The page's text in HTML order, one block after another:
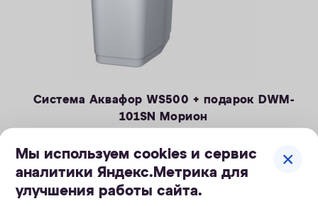
Система Аквафор WS500 + подарок DWM-
101SN Морион
жесткости, железа и марганца.
— Производительность раб./макс. — 1,4 / 2,1 м3/ч
— Максимальная удаляемая жесткость — 24 мг-экв/л
49 990руб.
Мы используем cookies и сервис
аналитики Яндекс.Метрика для
улучшения работы сайта.